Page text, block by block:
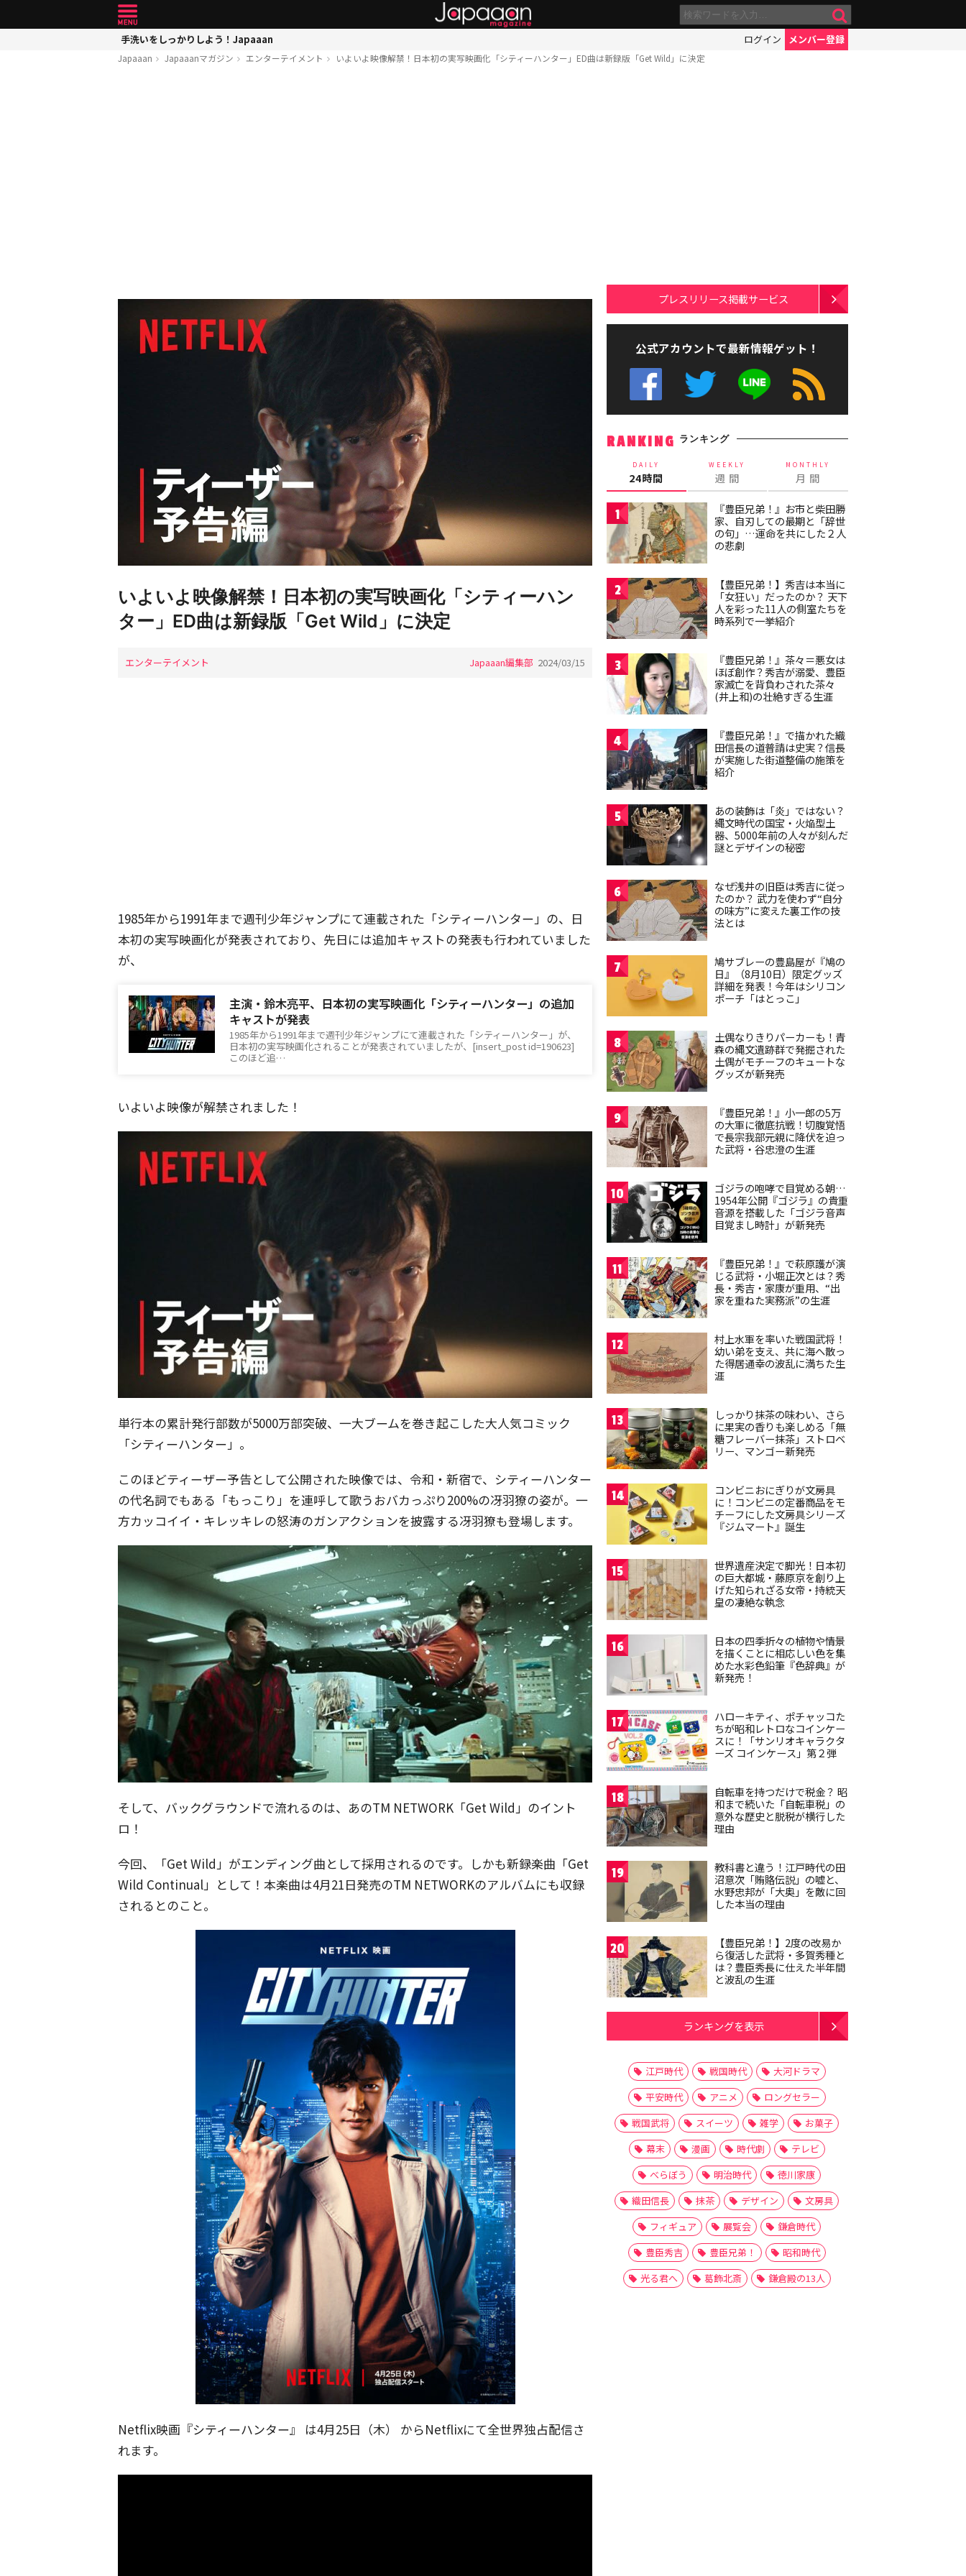
手洗いをしっかりしよう！Japaaan ログイン メンバー登録
Japaaan Japaaanマガジン エンターテイメント いよいよ映像解禁！日本初の実写映画化「シティーハンター」ED曲は新録版「Get Wild」に決定
いよいよ映像解禁！日本初の実写映画化「シティーハン
ター」ED曲は新録版「Get Wild」に決定
エンターテイメント Japaaan編集部 2024/03/15
1985年から1991年まで週刊少年ジャンプにて連載された「シティーハンター」の、日
本初の実写映画化が発表されており、先日には追加キャストの発表も行われていました
が、
主演・鈴木亮平、日本初の実写映画化「シティーハンター」の追加
キャストが発表
1985年から1991年まで週刊少年ジャンプにて連載された「シティーハンター」が、
日本初の実写映画化されることが発表されていましたが、[insert_post id=190623]
このほど追…
いよいよ映像が解禁されました！
単行本の累計発行部数が5000万部突破、一大ブームを巻き起こした大人気コミック
「シティーハンター」。
このほどティーザー予告として公開された映像では、令和・新宿で、シティーハンター
の代名詞でもある「もっこり」を連呼して歌うおバカっぷり200%の冴羽獠の姿が。一
方カッコイイ・キレッキレの怒涛のガンアクションを披露する冴羽獠も登場します。
そして、バックグラウンドで流れるのは、あのTM NETWORK「Get Wild」のイント
ロ！
今回、「Get Wild」がエンディング曲として採用されるのです。しかも新録楽曲「Get
Wild Continual」として！本楽曲は4月21日発売のTM NETWORKのアルバムにも収録
されるとのこと。
Netflix映画『シティーハンター』 は4月25日（木） からNetflixにて全世界独占配信さ
れます。
プレスリリース掲載サービス
公式アカウントで最新情報ゲット！
RANKING ランキング
DAILY
24時間
WEEKLY
週 間
MONTHLY
月 間
1
『豊臣兄弟！』お市と柴田勝
家、自刃しての最期と「辞世
の句」…運命を共にした２人
の悲劇
2
【豊臣兄弟！】秀吉は本当に
「女狂い」だったのか？ 天下
人を彩った11人の側室たちを
時系列で一挙紹介
3
『豊臣兄弟！』茶々＝悪女は
ほぼ創作？秀吉が溺愛、豊臣
家滅亡を背負わされた茶々
(井上和)の壮絶すぎる生涯
4
『豊臣兄弟！』で描かれた織
田信長の道普請は史実？信長
が実施した街道整備の施策を
紹介
5
あの装飾は「炎」ではない？
縄文時代の国宝・火焔型土
器、5000年前の人々が刻んだ
謎とデザインの秘密
6
なぜ浅井の旧臣は秀吉に従っ
たのか？ 武力を使わず“自分
の味方”に変えた裏工作の技
法とは
7
鳩サブレーの豊島屋が『鳩の
日』（8月10日）限定グッズ
詳細を発表！今年はシリコン
ポーチ「はとっこ」
8
土偶なりきりパーカーも！青
森の縄文遺跡群で発掘された
土偶がモチーフのキュートな
グッズが新発売
9
『豊臣兄弟！』小一郎の5万
の大軍に徹底抗戦！切腹覚悟
で長宗我部元親に降伏を迫っ
た武将・谷忠澄の生涯
10
ゴジラの咆哮で目覚める朝…
1954年公開『ゴジラ』の貴重
音源を搭載した「ゴジラ音声
目覚まし時計」が新発売
11
『豊臣兄弟！』で萩原護が演
じる武将・小堀正次とは？秀
長・秀吉・家康が重用、“出
家を重ねた実務派”の生涯
12
村上水軍を率いた戦国武将！
幼い弟を支え、共に海へ散っ
た得居通幸の波乱に満ちた生
涯
13
しっかり抹茶の味わい、さら
に果実の香りも楽しめる「無
糖フレーバー抹茶」ストロベ
リー、マンゴー新発売
14
コンビニおにぎりが文房具
に！コンビニの定番商品をモ
チーフにした文房具シリーズ
『ジムマート』誕生
15
世界遺産決定で脚光！日本初
の巨大都城・藤原京を創り上
げた知られざる女帝・持統天
皇の凄絶な執念
16
日本の四季折々の植物や情景
を描くことに相応しい色を集
めた水彩色鉛筆『色辞典』が
新発売！
17
ハローキティ、ポチャッコた
ちが昭和レトロなコインケー
スに！「サンリオキャラクタ
ーズ コインケース」第２弾
18
自転車を持つだけで税金？ 昭
和まで続いた「自転車税」の
意外な歴史と脱税が横行した
理由
19
教科書と違う！江戸時代の田
沼意次「賄賂伝説」の嘘と、
水野忠邦が「大奥」を敵に回
した本当の理由
20
【豊臣兄弟！】2度の改易か
ら復活した武将・多賀秀種と
は？豊臣秀長に仕えた半年間
と波乱の生涯
ランキングを表示
江戸時代 戦国時代
大河ドラマ
平安時代
アニメ
ロングセラー
戦国武将
スイーツ 雑学
お菓子
幕末
漫画 時代劇
テレビ
べらぼう
明治時代
徳川家康
織田信長
抹茶 デザイン
文房具
フィギュア
展覧会
鎌倉時代
豊臣秀吉
豊臣兄弟！
昭和時代
光る君へ
葛飾北斎 鎌倉殿の13人